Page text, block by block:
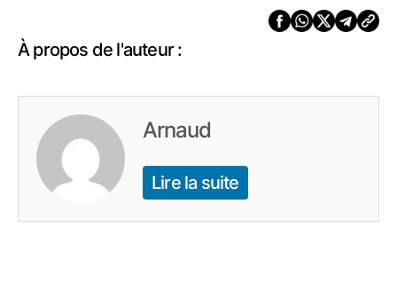
À propos de l'auteur :
Arnaud
Lire la suite